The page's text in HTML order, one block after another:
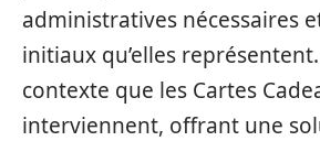
administratives nécessaires
initiaux qu’elles représentent.
contexte que les Cartes
interviennent, offrant une